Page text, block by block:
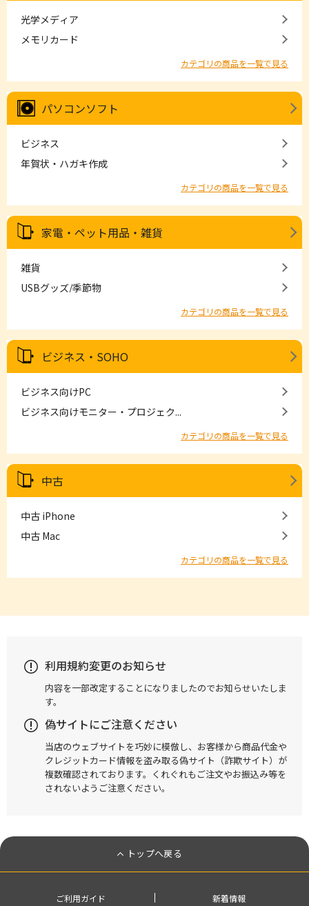
光学メディア
メモリカード
カテゴリの商品を一覧で見る
パソコンソフト
ビジネス
年賀状・ハガキ作成
カテゴリの商品を一覧で見る
家電・ペット用品・雑貨
雑貨
USBグッズ/季節物
カテゴリの商品を一覧で見る
ビジネス・SOHO
ビジネス向けPC
ビジネス向けモニター・プロジェク...
カテゴリの商品を一覧で見る
中古
中古 iPhone
中古 Mac
カテゴリの商品を一覧で見る
利用規約変更のお知らせ
内容を一部改定することになりましたのでお知らせいたしま
す。
偽サイトにご注意ください
当店のウェブサイトを巧妙に模倣し、お客様から商品代金や
クレジットカード情報を盗み取る偽サイト（詐欺サイト）が
複数確認されております。くれぐれもご注文やお振込み等を
されないようご注意ください。
トップへ戻る
ご利用ガイド 新着情報